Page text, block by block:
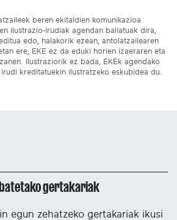
beren ekitaldien komunikazioa
ilustrazio-irudiak agendan baliatuak dira,
edo, halakorik ezean, antolatzailearen
ere, EKE ez da eduki horien izaeraren eta
Ilustraziorik ez bada, EKEk agendako
kreditatuekin ilustratzeko eskubidea du.
gertakariak
egun zehatzeko gertakariak ikusi